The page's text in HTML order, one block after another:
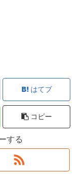
はてブ
コピー
する